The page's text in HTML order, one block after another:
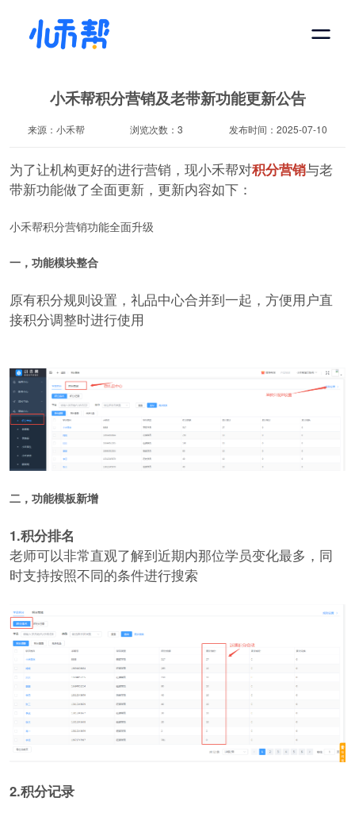
小禾帮积分营销及老带新功能更新公告
来源：小禾帮 浏览次数：3 发布时间：2025-07-10
为了让机构更好的进行营销，现小禾帮对积分营销与老
带新功能做了全面更新，更新内容如下：
小禾帮积分营销功能全面升级
一，功能模块整合
原有积分规则设置，礼品中心合并到一起，方便用户直
接积分调整时进行使用
二，功能模板新增
1.积分排名
老师可以非常直观了解到近期内那位学员变化最多，同
时支持按照不同的条件进行搜索
2.积分记录